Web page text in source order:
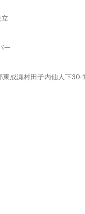
ー
東成瀬村田子内仙人下30-1